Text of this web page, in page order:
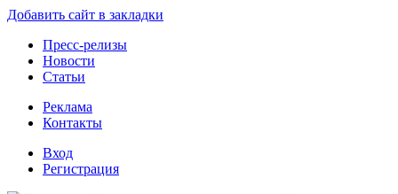
Добавить сайт в закладки
Пресс-релизы
Новости
Статьи
Реклама
Контакты
Вход
Регистрация